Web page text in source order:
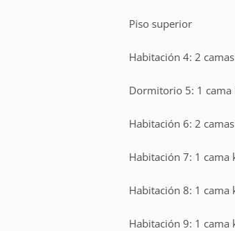
Piso superior
Habitación 4: 2
Dormitorio 5: 1 cama
Habitación 6: 2
Habitación 7: 1 cama
Habitación 8: 1 cama
Habitación 9: 1 cama